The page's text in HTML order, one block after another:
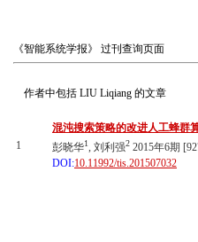
《智能系统学报》 过刊查询页面
作者中包括 LIU Liqiang 的文章
1
混沌搜索策略的改进人工蜂群
彭晓华1, 刘利强2 2015年6期
DOI:10.11992/tis.201507032